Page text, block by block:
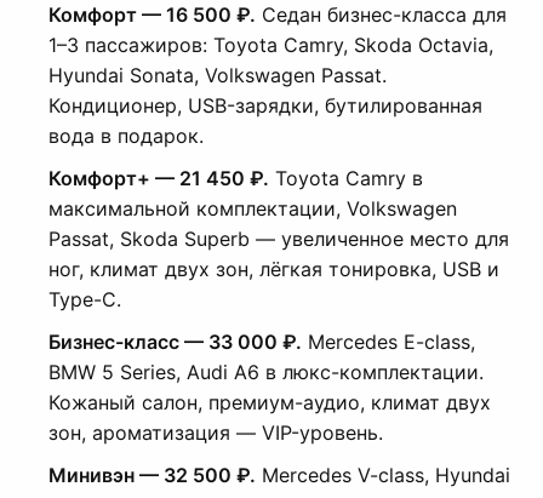
Комфорт — 16 500 ₽. Седан бизнес-класса для
1–3 пассажиров: Toyota Camry, Skoda Octavia,
Hyundai Sonata, Volkswagen Passat.
Кондиционер, USB-зарядки, бутилированная
вода в подарок.
Комфорт+ — 21 450 ₽. Toyota Camry в
максимальной комплектации, Volkswagen
Passat, Skoda Superb — увеличенное место для
ног, климат двух зон, лёгкая тонировка, USB и
Type-C.
Бизнес-класс — 33 000 ₽. Mercedes E-class,
BMW 5 Series, Audi A6 в люкс-комплектации.
Кожаный салон, премиум-аудио, климат двух
зон, ароматизация — VIP-уровень.
Минивэн — 32 500 ₽. Mercedes V-class, Hyundai